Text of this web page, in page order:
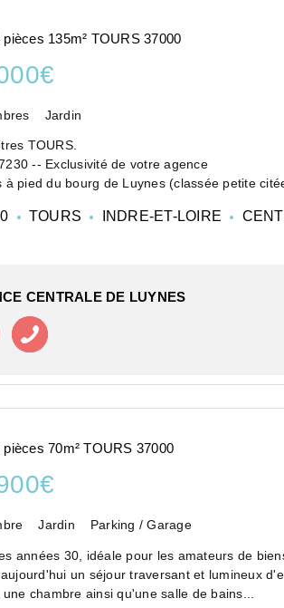
pièces 135m² TOURS 37000
Jardin
TOURS.
-- Exclusivité de votre agence
à pied du bourg de Luynes (classée petite
coteaux de la Loire (site classé patrimoine
TOURS INDRE-ET-LOIRE
CENTRALE DE LUYNES
Contacter l'agence
pièces 70m² TOURS 37000
Jardin Parking / Garage
années 30, idéale pour les amateurs de
un séjour traversant et lumineux
chambre ainsi qu'une salle de bains...